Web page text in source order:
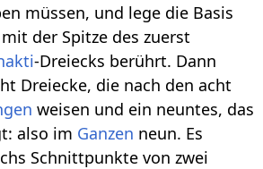
müssen, und lege die Basis
der Spitze des zuerst
-Dreiecks berührt. Dann
Dreiecke, die nach den acht
weisen und ein neuntes, das
also im Ganzen neun. Es
Schnittpunkte von zwei